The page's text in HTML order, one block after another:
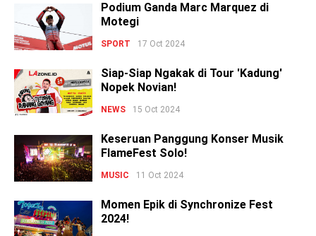
Podium Ganda Marc Marquez di
Motegi
SPORT 17 Oct 2024
Siap-Siap Ngakak di Tour 'Kadung'
Nopek Novian!
NEWS 15 Oct 2024
Keseruan Panggung Konser Musik
FlameFest Solo!
MUSIC 11 Oct 2024
Momen Epik di Synchronize Fest
2024!